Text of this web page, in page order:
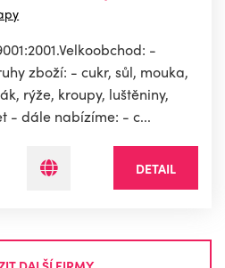
-
zboží: - cukr, sůl, mouka,
rýže, kroupy, luštěniny,
- dále nabízíme: - c...
DETAIL